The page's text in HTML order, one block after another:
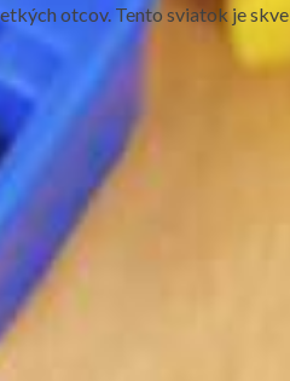
otcov. Tento sviatok je